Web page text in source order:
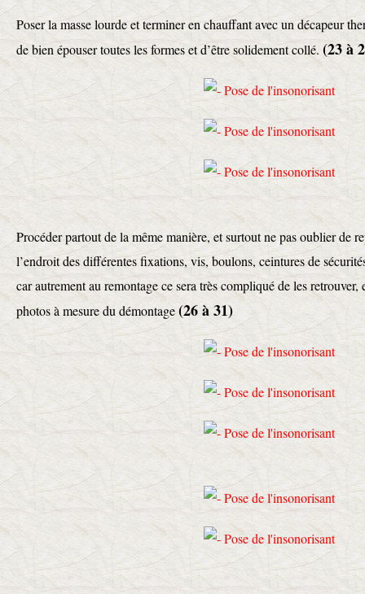
Poser la masse lourde et terminer en chauffant avec un décapeur
de bien épouser toutes les formes et d’être solidement collé. (23 à
Procéder partout de la même manière, et surtout ne pas oublier de
l’endroit des différentes fixations, vis, boulons, ceintures de
car autrement au remontage ce sera très compliqué de les
photos à mesure du démontage(26 à 31)